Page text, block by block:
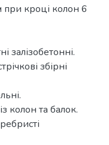
при кроці колон 6
залізобетонні.
збірні
колон та балок.